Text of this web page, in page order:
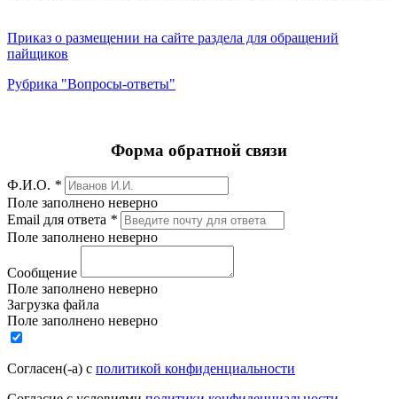
Приказ о размещении на сайте раздела для обращений
пайщиков
Рубрика "Вопросы-ответы"
Форма обратной связи
Ф.И.О. *
Поле заполнено неверно
Email для ответа *
Поле заполнено неверно
Сообщение
Поле заполнено неверно
Загрузка файла
Поле заполнено неверно
Согласен(-а) с политикой конфиденциальности